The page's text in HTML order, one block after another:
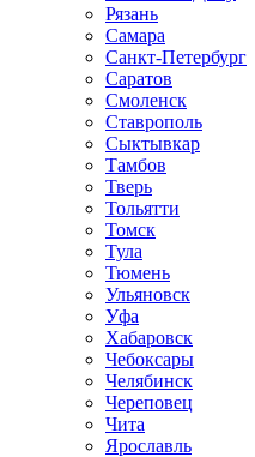
Рязань
Самара
Санкт-Петербург
Саратов
Смоленск
Ставрополь
Сыктывкар
Тамбов
Тверь
Тольятти
Томск
Тула
Тюмень
Ульяновск
Уфа
Хабаровск
Чебоксары
Челябинск
Череповец
Чита
Ярославль